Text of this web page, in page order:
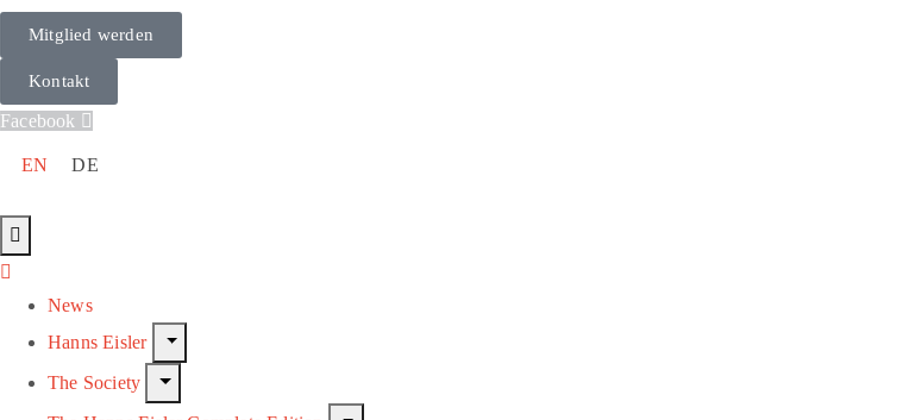
Mitglied werden
Kontakt
Facebook
EN DE
News
Hanns Eisler
The Society